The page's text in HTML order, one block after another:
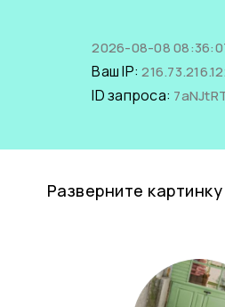
2026-08-08
Ваш IP:
ID запроса:
Разверните